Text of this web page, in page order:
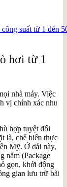
suất từ 1 đến
hơi từ 1
nhà máy. Việc
vị chính xác nhu
hợp tuyệt đối
là, chế biến thực
Mỹ. Ở dải này,
nằm (Package
gọn, khởi động
gian lưu trữ bãi